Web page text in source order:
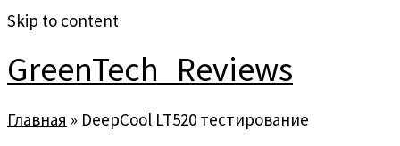
Skip to content
GreenTech_Reviews
Главная » DeepCool LT520 тестирование